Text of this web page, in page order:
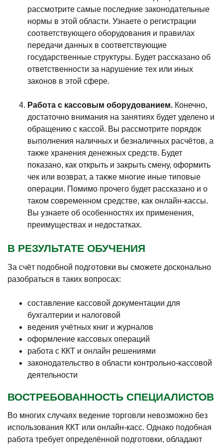
рассмотрите самые последние законодательные
нормы в этой области. Узнаете о регистрации
соответствующего оборудования и правилах
передачи данных в соответствующие
государственные структуры. Будет рассказано об
ответственности за нарушение тех или иных
законов в этой сфере.
Работа с кассовым оборудованием. Конечно,
достаточно внимания на занятиях будет уделено и
обращению с кассой. Вы рассмотрите порядок
выполнения наличных и безналичных расчётов, а
также хранения денежных средств. Будет
показано, как открыть и закрыть смену, оформить
чек или возврат, а также многие иные типовые
операции. Помимо прочего будет рассказано и о
таком современном средстве, как онлайн-кассы.
Вы узнаете об особенностях их применения,
преимуществах и недостатках.
В РЕЗУЛЬТАТЕ ОБУЧЕНИЯ
За счёт подобной подготовки вы сможете досконально
разобраться в таких вопросах:
составление кассовой документации для
бухгалтерии и налоговой
ведения учётных книг и журналов
оформление кассовых операций
работа с ККТ и онлайн решениями
законодательство в области контрольно-кассовой
деятельности
ВОСТРЕБОВАННОСТЬ СПЕЦИАЛИСТОВ
Во многих случаях ведение торговли невозможно без
использования ККТ или онлайн-касс. Однако подобная
работа требует определённой подготовки, обладают